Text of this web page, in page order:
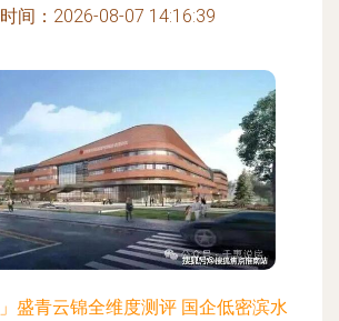
间：2026-08-07 14:16:39
」盛青云锦全维度测评 国企低密滨水